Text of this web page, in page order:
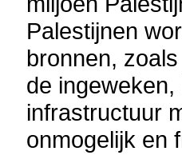
Palestijnen
bronnen,
de
infrastructuur
onmogelijk en